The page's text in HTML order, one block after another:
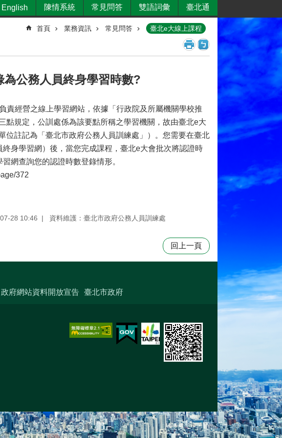
English 陳情系統 常見問答 雙語詞彙 臺北通
首頁 業務資訊 常見問答 臺北e大線上課程
公務人員終身學習時數?
責經營之線上學習網站，依據「行政院及所屬機關學校推
規定，公訓處係為該要點所稱之學習機關，故由臺北e大
位註記為「臺北市政府公務人員訓練處」）。您需要在臺北
身學習網）後，當您完成課程，臺北e大會批次將認證時
網查詢您的認證時數登錄情形。
372
28 10:46 資料維護：臺北市政府公務人員訓練處
回上一頁
政府網站資料開放宣告 臺北市政府